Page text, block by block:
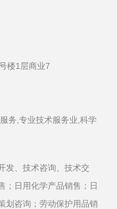
楼1层商业7
务,专业技术服务业,科学
发、技术咨询、技术交
；日用化学产品销售；日
划咨询；劳动保护用品销